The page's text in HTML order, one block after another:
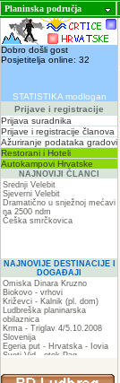
Planinska područja
Dobro došli gost
Posjetitelja online: 32
STATISTIKA modlogan
Prijave i registracije
Prijava suradnika
Prijave i registracije članova
Ažuriranje podataka gradovi
Restorani i Hoteli
Autokampovi Hrvatske
NAJNOVIJI ČLANCI
Srednji Velebit
Sjeverni Velebit
Dramatično u snježnoj mećavi
na 2500 ndm
Češka smrčkovica
NAJNOVIJE DESTINACIJE I
DOGAĐAJI
Omiska Dinara Kruzno
Biokovo - vrhovi
Križevci - Kalnik (pl. dom)
Ludbreška planinarska
obilaznica
Krma - Triglav 4/5.10.2008
Slovenija
Egeria put - Hrvatska - Iovia
Sveti Vid - otok Pag
ZIR